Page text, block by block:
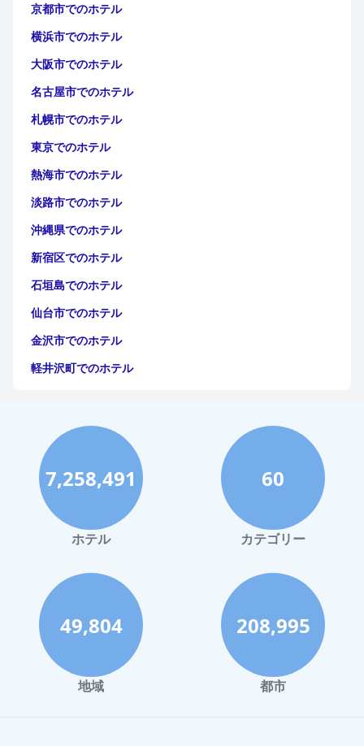
京都市でのホテル
横浜市でのホテル
大阪市でのホテル
名古屋市でのホテル
札幌市でのホテル
東京でのホテル
熱海市でのホテル
淡路市でのホテル
沖縄県でのホテル
新宿区でのホテル
石垣島でのホテル
仙台市でのホテル
金沢市でのホテル
軽井沢町でのホテル
神戸市でのホテル
宮古島でのホテル
函館市でのホテル
ハワイイでのホテル
鎌倉市でのホテル
鹿児島市でのホテル
高松市でのホテル
高崎市でのホテル
小田原市でのホテル
7,258,491
ホテル
60
カテゴリー
49,804
地域
208,995
都市